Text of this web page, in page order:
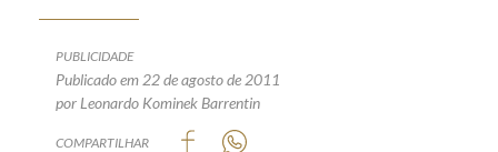
Produtos e serviços
PUBLICIDADE
Publicado em 22 de agosto de 2011
por Leonardo Kominek Barrentin
COMPARTILHAR